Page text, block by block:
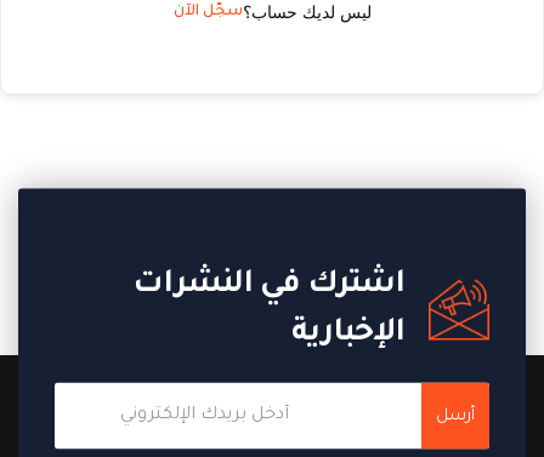
ليس لديك حساب؟سجّل الآن
اشترك في النشرات
الإخبارية
أرسل